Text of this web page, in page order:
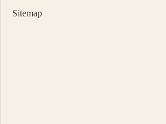
Sitemap